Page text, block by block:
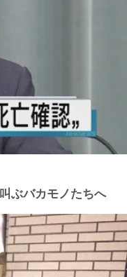
ぶバカモノたちへ